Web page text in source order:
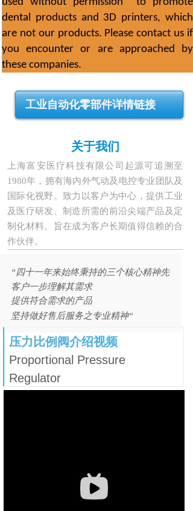
dental products and 3D printers, which
are not our products. Please contact us if
you encounter or are approached by
these companies.
工业自动化零部件详情链接
关于我们
上海富安医疗科技有限公司起源可追溯 至
1980年，拥有海内外气动及电控专业团队及
国际化视野。致力以客户为中心， 提供工业
及医疗研发、制造所需的前沿尖端产品及定
制化材料。旨在成为客户长期值得信赖的合
作伙伴。
“四十一年来始终秉持的三个核心精神先
客户一步理解其需求
提供符合需求的产品
坚持做好售后服务之专业精神“
压力比例阀介绍视频
Proportional Pressure
Regulator